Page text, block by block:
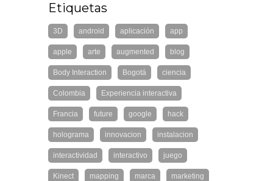
Etiquetas
3D android aplicación app
apple arte augmented blog
Body Interaction Bogotá ciencia
Colombia Experiencia interactiva
Francia future google hack
holograma innovacion instalacion
interactividad interactivo juego
Kinect mapping marca marketing